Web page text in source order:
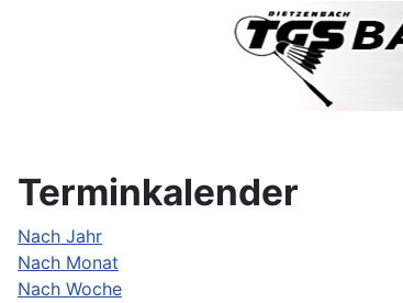
Terminkalender
Nach Jahr
Nach Monat
Nach Woche